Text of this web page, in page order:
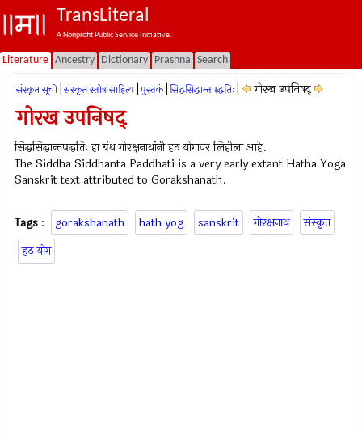
TransLiteral
A Nonprofit Public Service Initiative.
Literature Ancestry Dictionary Prashna Search
संस्कृत सूची संस्कृत स्तोत्र साहित्य पुस्तकं सिद्धसिद्धान्तपद्धतिः गोरख उपनिषद्
गोरख उपनिषद्
सिद्धसिद्धान्तपद्धतिः हा ग्रंथ गोरक्षनाथांनी हठ योगावर लिहीला आहे.
The Siddha Siddhanta Paddhati is a very early extant Hatha Yoga
Sanskrit text attributed to Gorakshanath.
Tags : gorakshanath hath yog sanskrit गोरक्षनाथ
संस्कृत
हठ योग